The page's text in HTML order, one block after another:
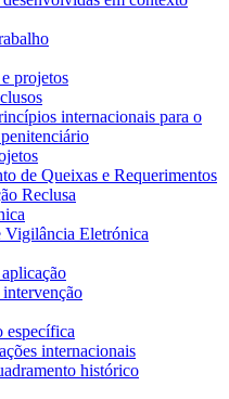
projetos
internacionais para o
de Queixas e Requerimentos
Reclusa
Vigilância Eletrónica
específica
internacionais
histórico